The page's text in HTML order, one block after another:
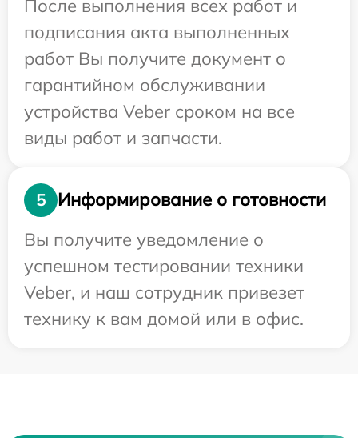
После выполнения всех работ и
подписания акта выполненных
работ Вы получите документ о
гарантийном обслуживании
устройства Veber сроком на все
виды работ и запчасти.
5
Информирование о готовности
Вы получите уведомление о
успешном тестировании техники
Veber, и наш сотрудник привезет
технику к вам домой или в офис.